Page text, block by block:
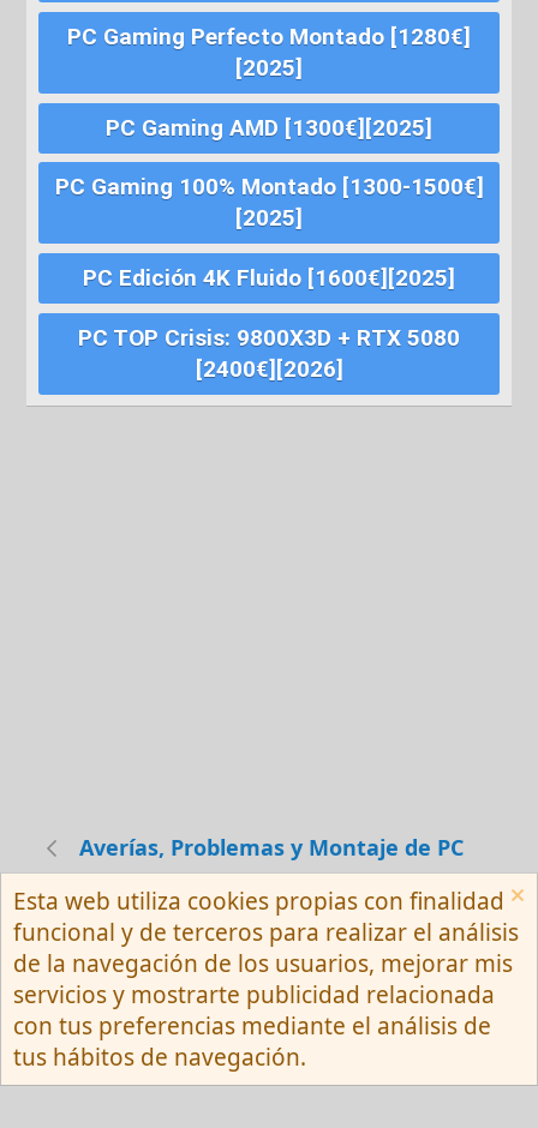
PC Gaming Perfecto Montado [1280€]
[2025]
PC Gaming AMD [1300€][2025]
PC Gaming 100% Montado [1300-1500€]
[2025]
PC Edición 4K Fluido [1600€][2025]
PC TOP Crisis: 9800X3D + RTX 5080
[2400€][2026]
Averías, Problemas y Montaje de PC
Español (Neutro) Tu
Contactarnos
Términos y reglas
Privacy policy
Ayuda
R
S
S
Community platform by XenForo ® © 2010-
2026 XenForo Ltd.
Esta web utiliza cookies propias con finalidad
funcional y de terceros para realizar el análisis
de la navegación de los usuarios, mejorar mis
servicios y mostrarte publicidad relacionada
con tus preferencias mediante el análisis de
tus hábitos de navegación.